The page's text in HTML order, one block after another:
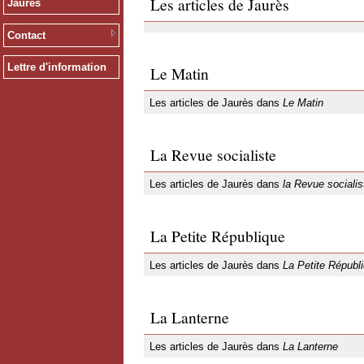
Jaurès
Contact
Lettre d'information
Les articles de Jaurès
Le Matin
Les articles de Jaurès dans Le Matin
La Revue socialiste
Les articles de Jaurès dans la Revue
La Petite République
Les articles de Jaurès dans La Petite
La Lanterne
Les articles de Jaurès dans La Lanterne